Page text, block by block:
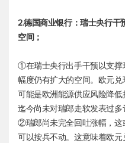
2.德国商业银行：瑞士央行干
空间；
①在瑞士央行出手干预以支撑
幅度仍有扩大的空间。欧元兑
可能是欧洲能源供应风险降
迄今尚未对瑞郎走软发表过多
②瑞郎尚未完全回吐涨幅，这
可以按兵不动。这意味着欧